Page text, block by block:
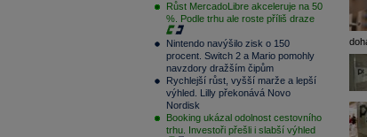
Růst MercadoLibre akceleruje na 50
%. Podle trhu ale roste příliš draze
Nintendo navýšilo zisk o 150
procent. Switch 2 a Mario pomohly
navzdory dražším čipům
Rychlejší růst, vyšší marže a lepší
výhled. Lilly překonává Novo
Nordisk
Booking ukázal odolnost cestovního
trhu. Investoři přešli i slabší výhled